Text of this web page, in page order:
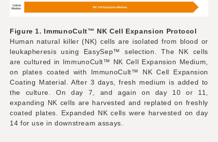
Figure 1. ImmunoCult™ NK Cell Expansion Protocol
Human natural killer (NK) cells are isolated from blood or
leukapheresis using EasySep™ selection. The NK cells
are cultured in ImmunoCult™ NK Cell Expansion Medium,
on plates coated with ImmunoCult™ NK Cell Expansion
Coating Material. After 3 days, fresh medium is added to
the culture. On day 7, and again on day 10 or 11,
expanding NK cells are harvested and replated on freshly
coated plates. Expanded NK cells were harvested on day
14 for use in downstream assays.